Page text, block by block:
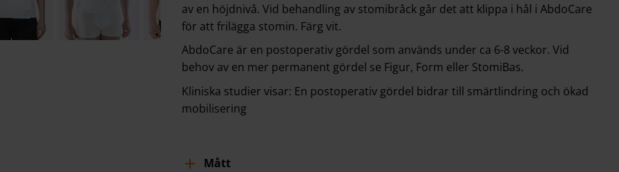
av en höjdnivå. Vid behandling av stomibråck går det att klippa i hål i AbdoCare
för att frilägga stomin. Färg vit.
AbdoCare är en postoperativ gördel som används under ca 6-8 veckor. Vid
behov av en mer permanent gördel se Figur, Form eller StomiBas.
Kliniska studier visar: En postoperativ gördel bidrar till smärtlindring och ökad
mobilisering
Mått